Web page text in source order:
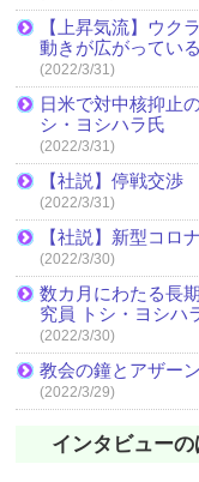
【上昇気流】ウク
動きが広がっている
(2022/3/31)
日米で対中核抑止
シ・ヨシハラ氏
(2022/3/31)
【社説】停戦交
(2022/3/31)
【社説】新型コ
(2022/3/30)
数カ月にわたる長
究員 トシ・ヨシハ
(2022/3/30)
教会の鐘とアザー
(2022/3/29)
インタビュー